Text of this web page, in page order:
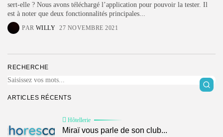
sert-elle ? Nous avons téléchargé l’application pour pouvoir la tester. Il
est à noter que deux fonctionnalités principales...
PAR WILLY 27 NOVEMBRE 2021
RECHERCHE
ARTICLES RÉCENTS
Hôtellerie
Miraï vous parle de son club...